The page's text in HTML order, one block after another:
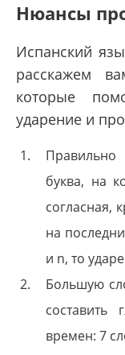
Нюансы
Испанский
расскажем
которые
ударение и
буква, на
согласная,
на
и n, то
Большую
времен: 7